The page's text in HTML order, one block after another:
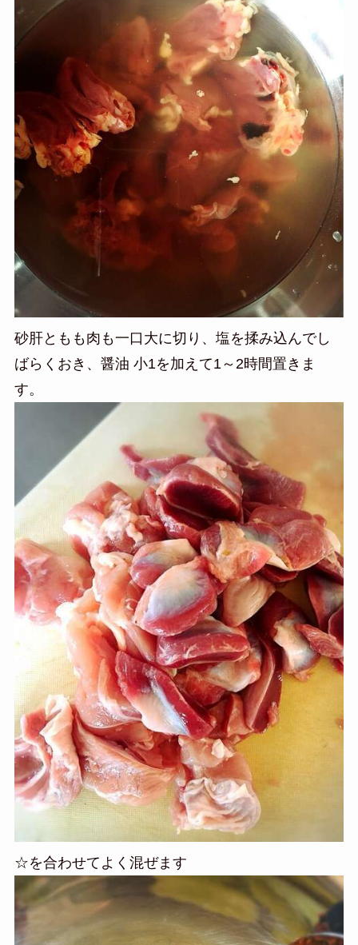
砂肝ともも肉も一口大に切り、塩を揉み込んでし
ばらくおき、醤油 小1を加えて1～2時間置きま
す。
☆を合わせてよく混ぜます